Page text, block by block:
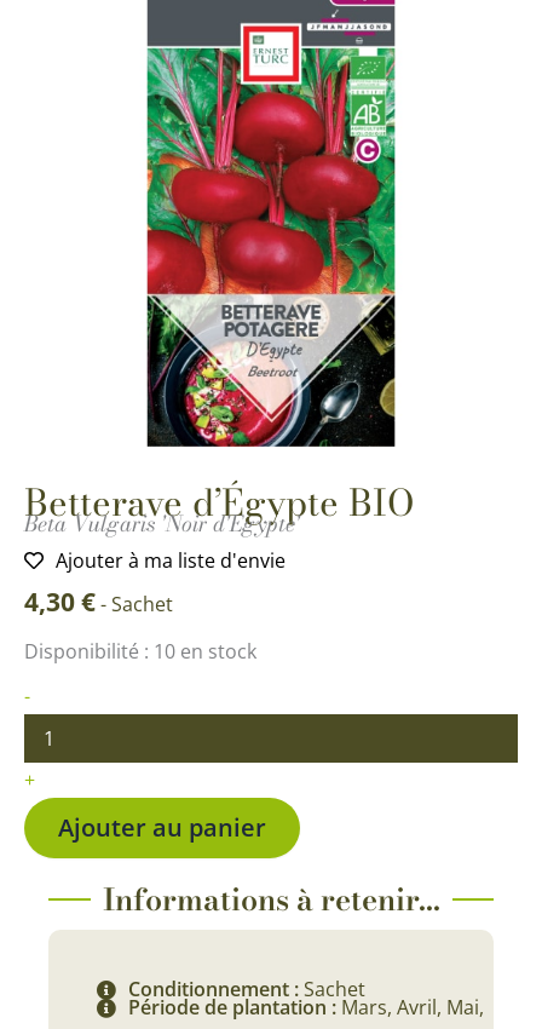
Betterave d’Égypte BIO
Beta Vulgaris 'Noir d'Egypte'
Ajouter à ma liste d'envie
4,30€-Sachet
Disponibilité : 10 en stock
-
quantité
Betterave
d'Égypte
BIO
+
Ajouter au panier
Informations à retenir...
Conditionnement :Sachet
Période de plantation : Mars, Avril, Mai,